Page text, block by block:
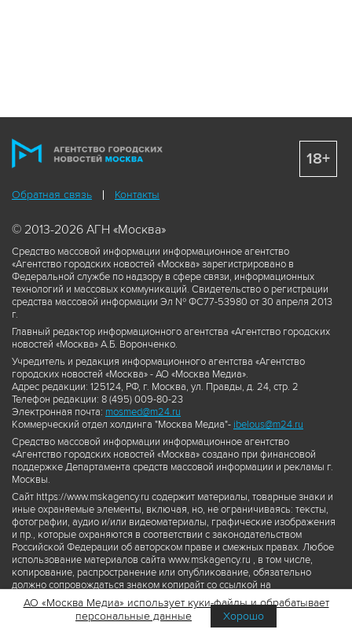
Обратная связь Контакты
© 2013-2026 АГН «Москва»
Средство массовой информации информационное агентство
«Агентство городских новостей «Москва» зарегистрировано в
Федеральной службе по надзору в сфере связи, информационных
технологий и массовых коммуникаций. Свидетельство о регистрации
средства массовой информации Эл № ФС77-53980 от 30 апреля 2013
г.
Главный редактор информационного агентства «Агентство городских
новостей «Москва» А.Б. Воронченко.
Учредитель и редакция информационного агентства «Агентство
городских новостей «Москва» - АО «Москва Медиа».
Адрес редакции: 125124, РФ, г. Москва, ул. Правды, д. 24, стр. 2
Телефон редакции: 8 (495) 009-80-23
Электронная почта: mosmed@m24.ru
Коммерческий отдел холдинга "Москва Медиа"- ibelous@m24.ru
Средство массовой информации информационное агентство
«Агентство городских новостей «Москва» создано при финансовой
поддержке Департамента средств массовой информации и рекламы г.
Москвы.
Сайт https://www.mskagency.ru содержит материалы, товарные знаки и
иные охраняемые элементы, включая, но, не ограничиваясь: тексты,
фотографии, аудио и/или видеоматериалы, графические изображения
и пр., которые охраняются в соответствии с законодательством
Российской Федерации об авторском праве и смежных правах. Любое
использование материалов сайта www.mskagency.ru , в том числе,
копирование, распространение или опубликование, обязательно
должно сопровождаться знаком копирайт со ссылкой на
правообладателя © АО «Москва Медиа», а также гиперссылкой на сайт
www.mskagency.ru как на первоисточник информации. Переработка
материалов сайта www.mskagency.ru не допускается.
18+
АО «Москва Медиа» использует куки-файлы и обрабатывает
персональные данные
Хорошо